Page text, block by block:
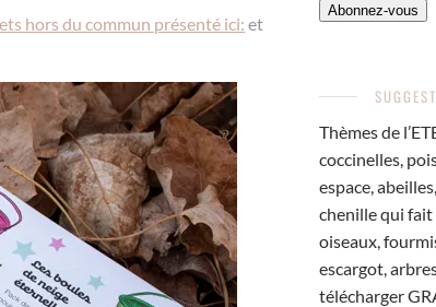
hors du commun présenté ici: et
Abonnez-vous
Thèmes de
coccinelles,
espace,
chenille qui fait
oiseaux,
escargot,
télécharger